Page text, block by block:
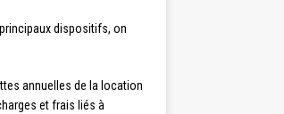
dispositifs, on
annuelles de la location
et frais liés à